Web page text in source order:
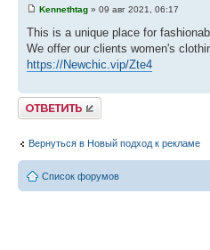
Kennethtag » 09 авг 2021, 06:17
This is a unique place for
We offer our clients women's
https://Newchic.vip/Zte4
Ответить
Вернуться в Новый подход к рекламе
Список форумов